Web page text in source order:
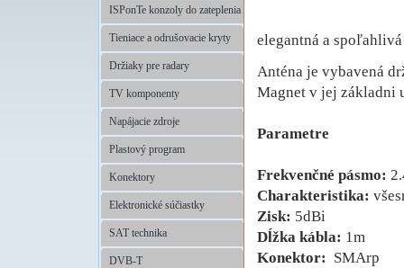
ISPonTe konzoly do zateplenia
Tieniace a odrušovacie kryty
Držiaky pre radary
TV komponenty
Napájacie zdroje
Plastový program
Konektory
Elektronické súčiastky
SAT technika
DVB-T
elegantná a
Anténa je vybavená
Magnet v jej základni
Parametre
Frekvenčné pásmo:
Charakteristika:
Zisk: 5dBi
Dĺžka kábla: 1m
Konektor: SMArp